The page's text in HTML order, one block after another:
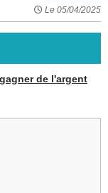
Le 05/04/2025
de l'argent